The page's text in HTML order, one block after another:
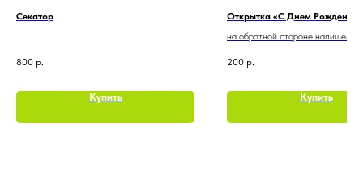
Секатор
800 р.
Купить
Открытка «С Днем
на обратной стороне напишем
200 р.
Купить